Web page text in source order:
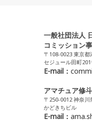
一般社団法人
コミッション
〒108-0023 東京
セジュール田町
E-mail：
アマチュア修
〒250-0012 神奈
かどきちビル
E-mail：